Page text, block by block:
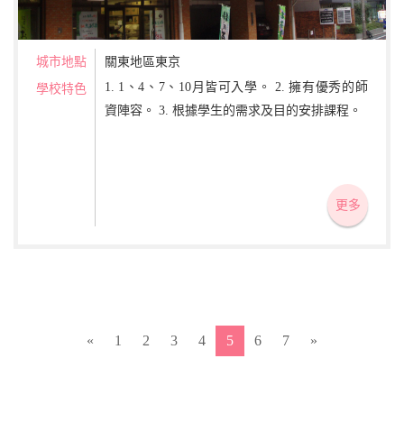
城市地點
關東地區東京
學校特色
1. 1、4、7、10月皆可入學。 2. 擁有優秀的師
資陣容。 3. 根據學生的需求及目的安排課程。
更多
« 1 2 3 4 5 6 7 »